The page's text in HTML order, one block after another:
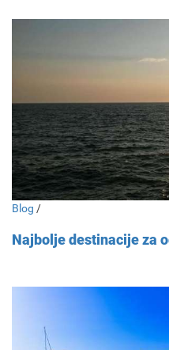
Blog /
Najbolje destinacije za